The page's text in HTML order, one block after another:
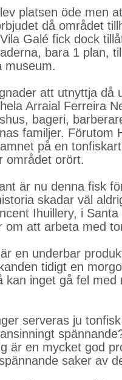
platsen öde men
då området
Galé fick dock
bara 1 plan,
museum.
att utnyttja då
Arraial Ferreira
bageri,
familjer. Förutom
på en
området orört.
är nu denna fisk
skadar väl
Ihuillery, i Santa
om att arbeta med
en underbar
tidigt en
kan inget gå fel med
serveras ju
är en mycket god
saker av